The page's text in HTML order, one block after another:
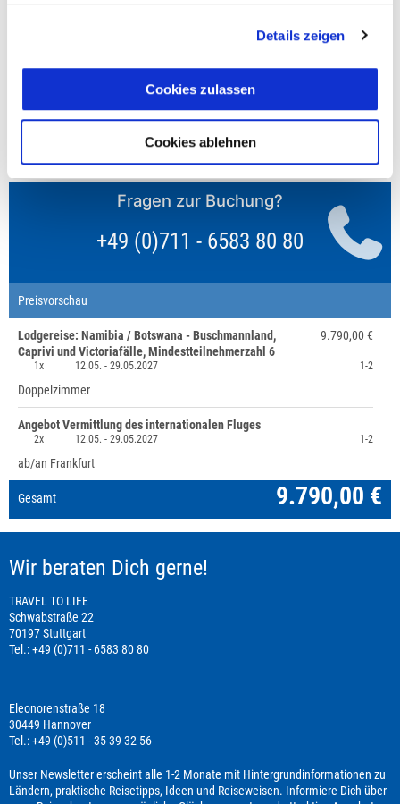
Details zeigen
Cookies zulassen
Cookies ablehnen
Personen teilen sich die Unterkunft. Wir berechnen (je
reduzierten oder den gesamten Einzelzimmerzuschlag.
Unsere Reisen und Seminare sind nicht barrierefrei.
Fragen zur Buchung?
+49 (0)711 - 6583 80 80
Preisvorschau
9.790,00 €
Lodgereise: Namibia / Botswana - Buschmannland,
Caprivi und Victoriafälle, Mindestteilnehmerzahl 6
1x 12.05. -29.05.2027 1-2
Doppelzimmer
Angebot Vermittlung des internationalen Fluges
2x 12.05. -29.05.2027 1-2
ab/an Frankfurt
Gesamt 9.790,00 €
Wir beraten Dich gerne!
TRAVEL TO LIFE
Schwabstraße 22
70197 Stuttgart
Tel.: +49 (0)711 - 6583 80 80
Eleonorenstraße 18
30449 Hannover
Tel.: +49 (0)511 - 35 39 32 56
Unser Newsletter erscheint alle 1-2 Monate mit Hintergrundinformationen zu
Ländern, praktische Reisetipps, Ideen und Reiseweisen. Informiere Dich über